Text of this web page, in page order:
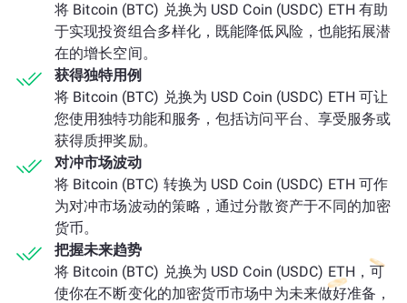
将 Bitcoin (BTC) 兑换为 USD Coin (USDC) ETH 有助
于实现投资组合多样化，既能降低风险，也能拓展潜
在的增长空间。
获得独特用例
将 Bitcoin (BTC) 兑换为 USD Coin (USDC) ETH 可让
您使用独特功能和服务，包括访问平台、享受服务或
获得质押奖励。
对冲市场波动
将 Bitcoin (BTC) 转换为 USD Coin (USDC) ETH 可作
为对冲市场波动的策略，通过分散资产于不同的加密
货币。
把握未来趋势
将 Bitcoin (BTC) 兑换为 USD Coin (USDC) ETH，可
使你在不断变化的加密货币市场中为未来做好准备，